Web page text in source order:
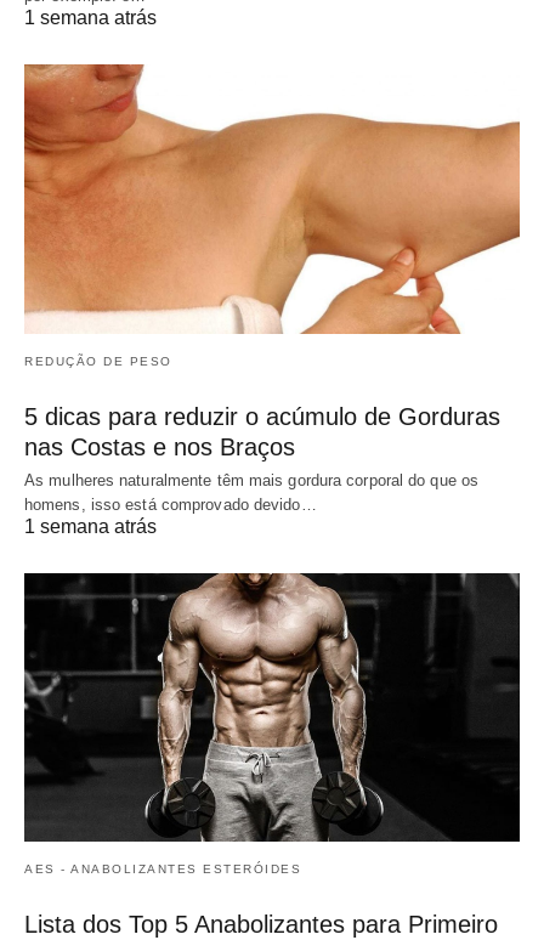
1 semana atrás
REDUÇÃO DE PESO
5 dicas para reduzir o acúmulo de Gorduras
nas Costas e nos Braços
As mulheres naturalmente têm mais gordura corporal do que os
homens, isso está comprovado devido…
1 semana atrás
AES - ANABOLIZANTES ESTERÓIDES
Lista dos Top 5 Anabolizantes para Primeiro